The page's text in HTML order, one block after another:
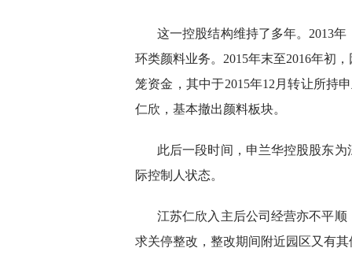
这一控股结构维持了多年。2013
环类颜料业务。2015年末至2016年初
笼资金，其中于2015年12月转让所持
仁欣，基本撤出颜料板块。
此后一段时间，申兰华控股股东
际控制人状态。
江苏仁欣入主后公司经营亦不平
求关停整改，整改期间附近园区又有